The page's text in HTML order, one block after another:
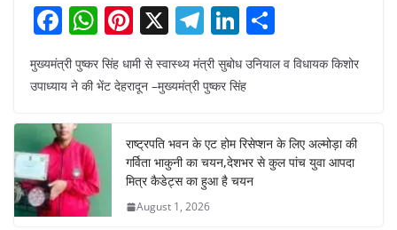
F
a
c
b
o
o
k
W
h
at
A
p
p
Pi
nt
er
e
st
X T
el
e
gr
a
m
Li
n
k
dI
n
ar
मुख्यमंत्री पुष्कर सिंह धामी से स्वास्थ्य मंत्री सुबोध उनियाल व विधायक किशोर
उपाध्याय ने की भेंट देहरादून –मुख्यमंत्री पुष्कर सिंह
राष्ट्रपति भवन के एट होम रिसेप्शन के लिए अल्मोड़ा की
गर्विता भाकुनी का चयन,देशभर से कुल पांच युवा आपदा
मित्र कैडेट्स का हुआ है चयन
August 1, 2026